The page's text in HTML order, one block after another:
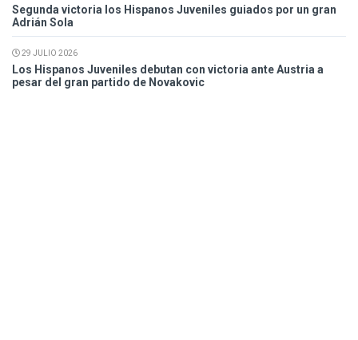
Segunda victoria los Hispanos Juveniles guiados por un gran
Adrián Sola
29 JULIO 2026
Los Hispanos Juveniles debutan con victoria ante Austria a
pesar del gran partido de Novakovic